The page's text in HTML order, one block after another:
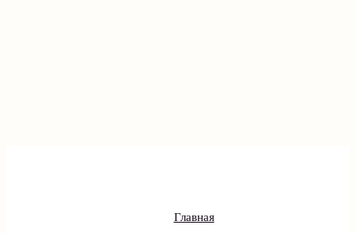
Главная